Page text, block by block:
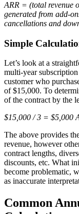
ARR = (total revenue
generated from add-
cancellations and
Simple
Let’s look at a
multi-year
customer who
of $15,000. To
of the contract by the
$15,000 / 3 = $5,000
The above provides
revenue, however
contract lengths,
discounts, etc. What
become problematic,
as inaccurate
Common